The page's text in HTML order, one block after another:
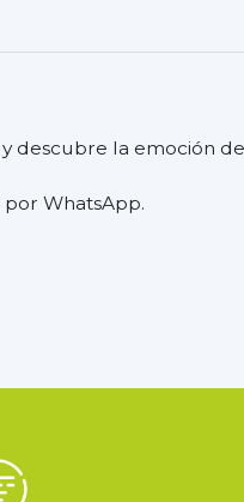
y descubre la emoción de
por WhatsApp.